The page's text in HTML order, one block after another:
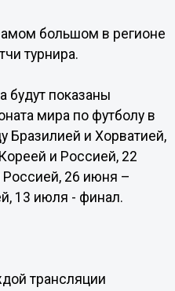
большом в регионе
турнира.
будут показаны
мира по футболу в
Бразилией и Хорватией,
и Россией, 22
26 июня –
13 июля - финал.
трансляции